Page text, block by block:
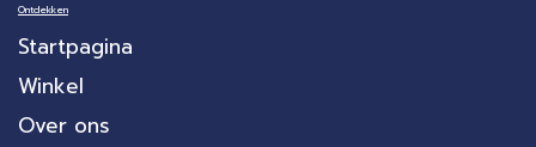
Ontdekken
Startpagina
Winkel
Over ons